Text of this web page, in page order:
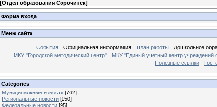
[Отдел образования Сорочинск]
Форма входа
Меню сайта
События Официальная информация План работы
Дошкольное
МКУ "Городской методический центр"
МКУ "Единый учетный центр учреждений
Полезные ссылки
Categories
Муниципальные новости [762]
Региональные новости [150]
Федеральные новости [95]